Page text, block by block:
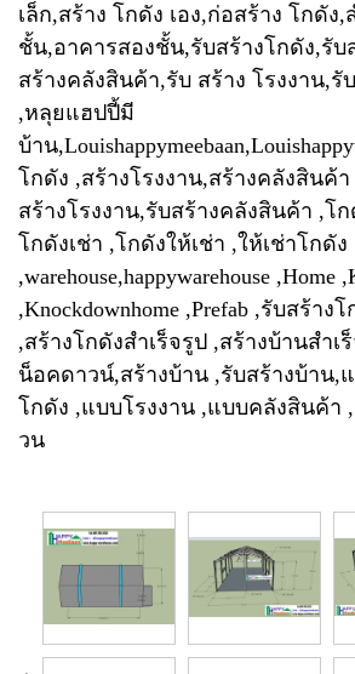
เล็ก,สร้าง โกดัง เอง,ก่อสร้าง โกดัง
ชั้น,อาคารสองชั้น,รับสร้างโกดัง,รับ
สร้างคลังสินค้า,รับ สร้าง โรงงาน,รั
,หลุยแฮปปี้มี
บ้าน
โกดัง ,สร้างโรงงาน,สร้างคลังสินค้
สร้างโรงงาน,รับสร้างคลังสินค้า ,โก
โกดังเช่า ,โกดังให้เช่า ,ให้เช่าโกดัง
,warehouse,happywarehouse ,Home
,Knockdownhome ,Prefab ,รับสร้าง
,สร้างโกดังสำเร็จรูป ,สร้างบ้านสำเ
น็อคดาวน์,สร้างบ้าน ,รับสร้างบ้าน,
โกดัง ,แบบโรงงาน ,แบบคลังสินค้า
วน